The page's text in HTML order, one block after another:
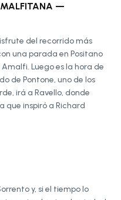
—
del recorrido más
una parada en Positano
Luego es la hora de
de Pontone, uno de los
irá a Ravello, donde
que inspiró a Richard
y, si el tiempo lo